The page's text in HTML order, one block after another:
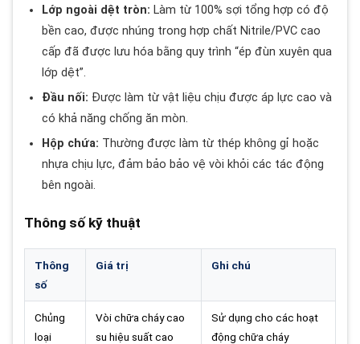
Lớp ngoài dệt tròn: Làm từ 100% sợi tổng hợp có độ
bền cao, được nhúng trong hợp chất Nitrile/PVC cao
cấp đã được lưu hóa bằng quy trình “ép đùn xuyên qua
lớp dệt”.
Đầu nối: Được làm từ vật liệu chịu được áp lực cao và
có khả năng chống ăn mòn.
Hộp chứa: Thường được làm từ thép không gỉ hoặc
nhựa chịu lực, đảm bảo bảo vệ vòi khỏi các tác động
bên ngoài.
Thông số kỹ thuật
Thông
số
Giá trị Ghi chú
Chủng
loại
Vòi chữa cháy cao
su hiệu suất cao
Sử dụng cho các hoạt
động chữa cháy